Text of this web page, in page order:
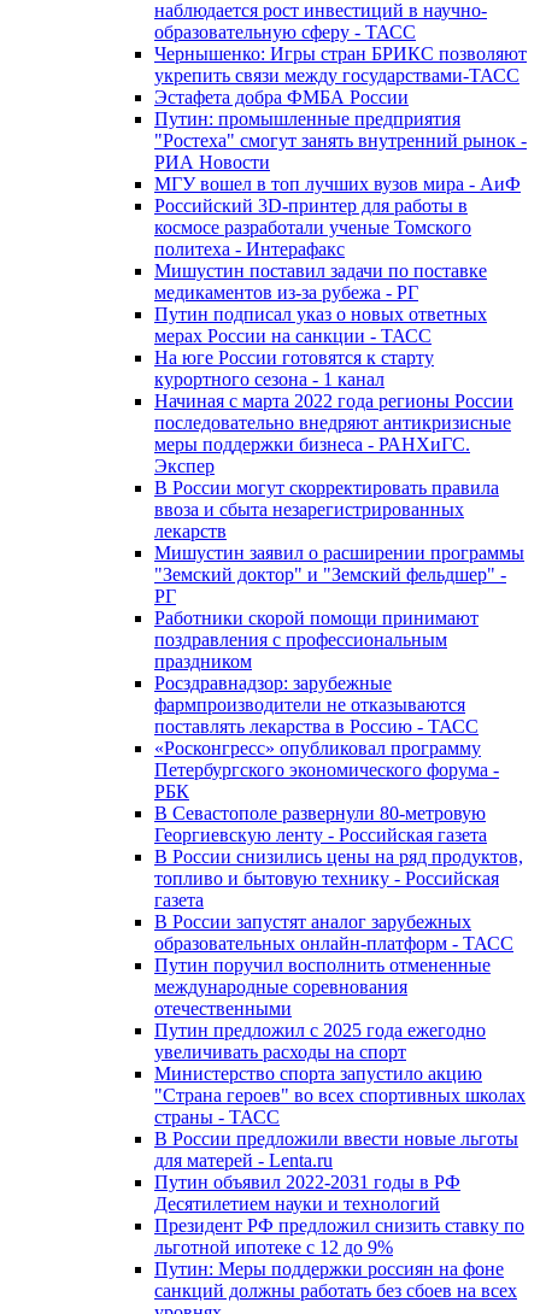
наблюдается рост инвестиций в научно-
образовательную сферу - ТАСС
Чернышенко: Игры стран БРИКС позволяют
укрепить связи между государствами-ТАСС
Эстафета добра ФМБА России
Путин: промышленные предприятия
"Ростеха" смогут занять внутренний рынок -
РИА Новости
МГУ вошел в топ лучших вузов мира - АиФ
Российский 3D-принтер для работы в
космосе разработали ученые Томского
политеха - Интерафакс
Мишустин поставил задачи по поставке
медикаментов из-за рубежа - РГ
Путин подписал указ о новых ответных
мерах России на санкции - ТАСС
На юге России готовятся к старту
курортного сезона - 1 канал
Начиная с марта 2022 года регионы России
последовательно внедряют антикризисные
меры поддержки бизнеса - РАНХиГС.
Экспер
В России могут скорректировать правила
ввоза и сбыта незарегистрированных
лекарств
Мишустин заявил о расширении программы
"Земский доктор" и "Земский фельдшер" -
РГ
Работники скорой помощи принимают
поздравления с профессиональным
праздником
Росздравнадзор: зарубежные
фармпроизводители не отказываются
поставлять лекарства в Россию - ТАСС
«Росконгресс» опубликовал программу
Петербургского экономического форума -
РБК
В Севастополе развернули 80-метровую
Георгиевскую ленту - Российская газета
В России снизились цены на ряд продуктов,
топливо и бытовую технику - Российская
газета
В России запустят аналог зарубежных
образовательных онлайн-платформ - ТАСС
Путин поручил восполнить отмененные
международные соревнования
отечественными
Путин предложил с 2025 года ежегодно
увеличивать расходы на спорт
Министерство спорта запустило акцию
"Страна героев" во всех спортивных школах
страны - ТАСС
В России предложили ввести новые льготы
для матерей - Lenta.ru
Путин объявил 2022-2031 годы в РФ
Десятилетием науки и технологий
Президент РФ предложил снизить ставку по
льготной ипотеке с 12 до 9%
Путин: Меры поддержки россиян на фоне
санкций должны работать без сбоев на всех